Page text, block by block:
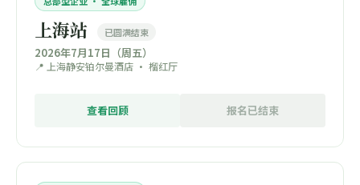
上海站 已圆满结束
2026年7月17日（周五）
📍 上海静安铂尔曼酒店 · 榴红厅
查看回顾 报名已结束